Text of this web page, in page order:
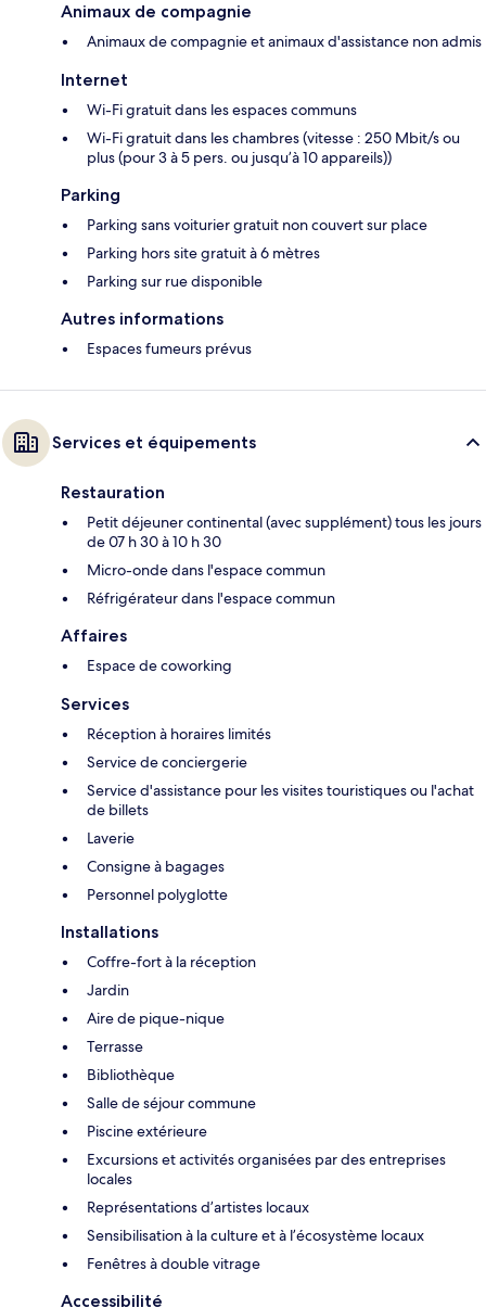
Animaux de compagnie
Animaux de compagnie et animaux d'assistance non admis
Internet
Wi-Fi gratuit dans les espaces communs
Wi-Fi gratuit dans les chambres (vitesse : 250 Mbit/s ou
plus (pour 3 à 5 pers. ou jusqu’à 10 appareils))
Parking
Parking sans voiturier gratuit non couvert sur place
Parking hors site gratuit à 6 mètres
Parking sur rue disponible
Autres informations
Espaces fumeurs prévus
Services et équipements
Restauration
Petit déjeuner continental (avec supplément) tous les jours
de 07 h 30 à 10 h 30
Micro-onde dans l'espace commun
Réfrigérateur dans l'espace commun
Affaires
Espace de coworking
Services
Réception à horaires limités
Service de conciergerie
Service d'assistance pour les visites touristiques ou l'achat
de billets
Laverie
Consigne à bagages
Personnel polyglotte
Installations
Coffre-fort à la réception
Jardin
Aire de pique-nique
Terrasse
Bibliothèque
Salle de séjour commune
Piscine extérieure
Excursions et activités organisées par des entreprises
locales
Représentations d’artistes locaux
Sensibilisation à la culture et à l’écosystème locaux
Fenêtres à double vitrage
Accessibilité